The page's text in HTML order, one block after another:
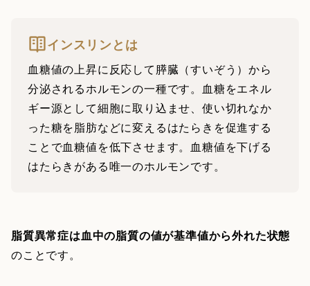
インスリンとは
血糖値の上昇に反応して膵臓（すいぞう）から
分泌されるホルモンの一種です。血糖をエネル
ギー源として細胞に取り込ませ、使い切れなか
った糖を脂肪などに変えるはたらきを促進する
ことで血糖値を低下させます。血糖値を下げる
はたらきがある唯一のホルモンです。
脂質異常症は血中の脂質の値が基準値から外れた状態
のことです。